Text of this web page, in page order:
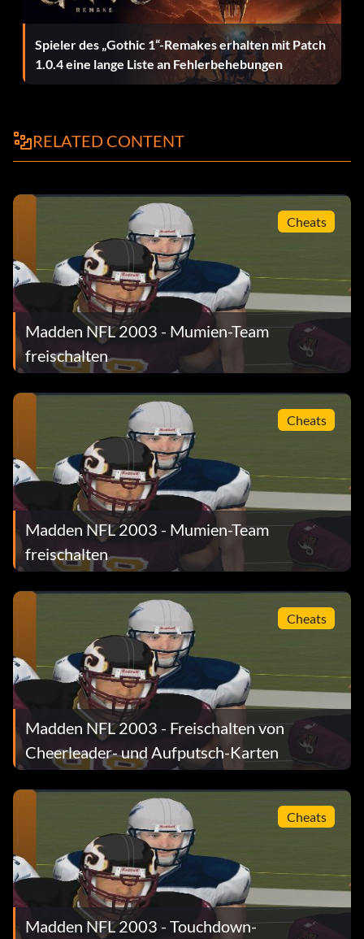
Spieler des „Gothic 1“-Remakes erhalten mit Patch
1.0.4 eine lange Liste an Fehlerbehebungen
RELATED CONTENT
Cheats
Madden NFL 2003 - Mumien-Team
freischalten
Cheats
Madden NFL 2003 - Mumien-Team
freischalten
Cheats
Madden NFL 2003 - Freischalten von
Cheerleader- und Aufputsch-Karten
Cheats
Madden NFL 2003 - Touchdown-